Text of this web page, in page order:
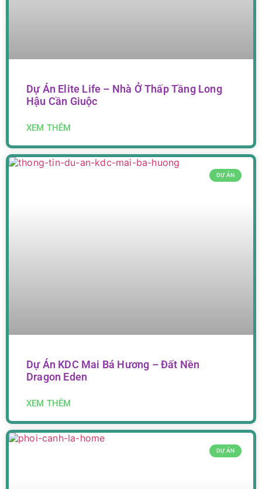
Dự Án Elite Life – Nhà Ở Thấp Tầng Long
Hậu Cần Giuộc
XEM THÊM
DỰ ÁN
Dự Án KDC Mai Bá Hương – Đất Nền
Dragon Eden
XEM THÊM
DỰ ÁN